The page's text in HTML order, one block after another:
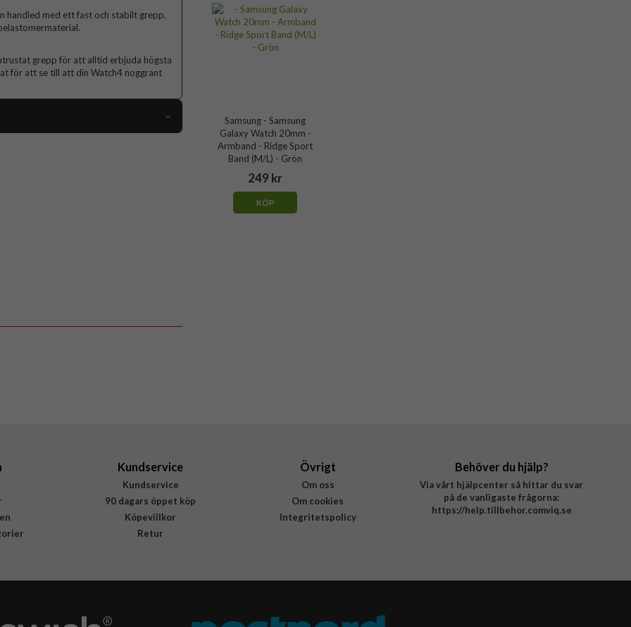
Samsung - Samsung
Galaxy Watch 20mm -
Armband - Ridge Sport
Band (M/L) - Grön
249 kr
KÖP
handled med ett fast och stabilt grepp.
grepp för att alltid erbjuda högsta
för att se till att din Watch4 noggrant
8806092788053
Kundservice
Kundservice
90 dagars öppet köp
Köpevillkor
Retur
Övrigt
Om oss
Om cookies
Integritetspolicy
Behöver du hjälp?
Via vårt hjälpcenter så hittar du svar
på de vanligaste frågorna:
https://help.tillbehor.comviq.se